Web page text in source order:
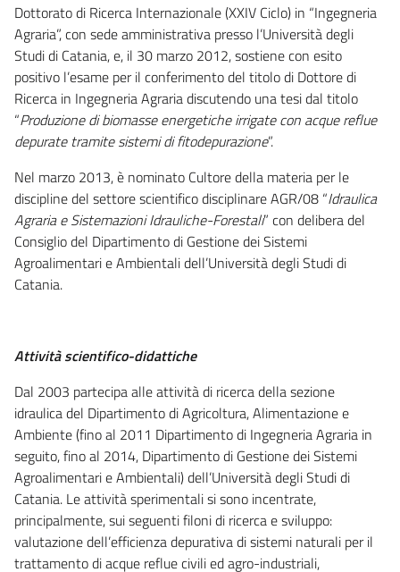
Dottorato di Ricerca Internazionale (XXIV Ciclo) in “Ingegneria
Agraria”, con sede amministrativa presso l’Università degli
Studi di Catania, e, il 30 marzo 2012, sostiene con esito
positivo l’esame per il conferimento del titolo di Dottore di
Ricerca in Ingegneria Agraria discutendo una tesi dal titolo
“Produzione di biomasse energetiche irrigate con acque reflue
depurate tramite sistemi di fitodepurazione”.
Nel marzo 2013, è nominato Cultore della materia per le
discipline del settore scientifico disciplinare AGR/08 “Idraulica
Agraria e Sistemazioni Idrauliche-Forestali” con delibera del
Consiglio del Dipartimento di Gestione dei Sistemi
Agroalimentari e Ambientali dell’Università degli Studi di
Catania.
Attività scientifico-didattiche
Dal 2003 partecipa alle attività di ricerca della sezione
idraulica del Dipartimento di Agricoltura, Alimentazione e
Ambiente (fino al 2011 Dipartimento di Ingegneria Agraria in
seguito, fino al 2014, Dipartimento di Gestione dei Sistemi
Agroalimentari e Ambientali) dell’Università degli Studi di
Catania. Le attività sperimentali si sono incentrate,
principalmente, sui seguenti filoni di ricerca e sviluppo:
valutazione dell’efficienza depurativa di sistemi naturali per il
trattamento di acque reflue civili ed agro-industriali,